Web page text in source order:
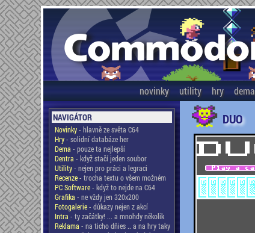
novinky utility hry dema
NAVIGÁTOR
Novinky- hlavně ze světa C64
Hry- solidní databáze her
Dema - pouze ta nejlepší
Dentra - když stačí jeden soubor
Utility- nejen pro práci a legraci
Recenze- trocha textu o všem možném
PC Software- když to nejde na C64
Grafika - ne vždy jen 320x200
Fotogalerie- důkazy nejen z akcí
Intra - ty začátky! ... a mnohdy několik
Reklama - na ticho dňies .. a na hry taky
DUO